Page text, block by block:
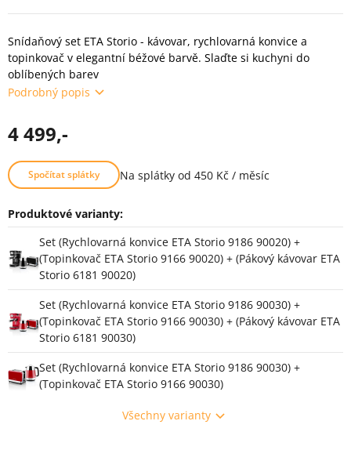
Snídaňový set ETA Storio - kávovar, rychlovarná konvice a
topinkovač v elegantní béžové barvě. Slaďte si kuchyni do
oblíbených barev
Podrobný popis
4 499,-
Spočítat splátky Na splátky od 450 Kč / měsíc
Produktové varianty:
Set (Rychlovarná konvice ETA Storio 9186 90020) +
(Topinkovač ETA Storio 9166 90020) + (Pákový kávovar ETA
Storio 6181 90020)
Set (Rychlovarná konvice ETA Storio 9186 90030) +
(Topinkovač ETA Storio 9166 90030) + (Pákový kávovar ETA
Storio 6181 90030)
Set (Rychlovarná konvice ETA Storio 9186 90030) +
(Topinkovač ETA Storio 9166 90030)
Všechny varianty